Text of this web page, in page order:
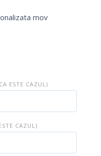
mov
ESTE CAZUL)
CAZUL)